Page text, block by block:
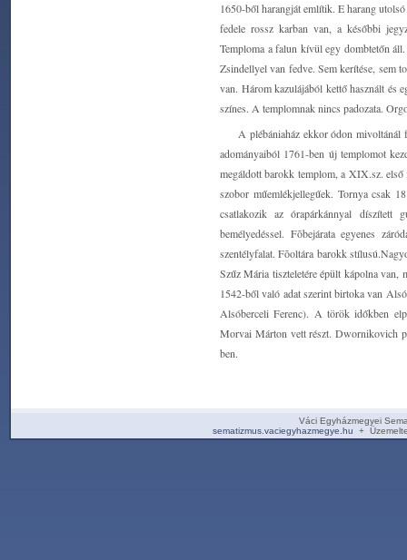
1650-ből harangját említik. E harang
fedele rossz karban van, a későbbi
Temploma a falun kívül egy dombtetőn
Zsindellyel van fedve. Sem kerítése, sem
van. Három kazulájából kettő használt és
színes. A templomnak nincs padozata.
A plébániaház ekkor ódon
adományaiból 1761-ben új templomot
megáldott barokk templom, a XIX.sz.
szobor műemlékjellegűek. Tornya csak
csatlakozik az órapárkánnyal díszített
bemélyedéssel. Fõbejárata egyenes
szentélyfalat. Fõoltára barokk
Szűz Mária tiszteletére épült kápolna van,
1542-ből való adat szerint birtoka van
Alsóberceli Ferenc). A török időkben
Morvai Márton vett részt. Dwornikovich
ben.
Váci Egyházmegyei
sematizmus.vaciegyhazmegye.hu +